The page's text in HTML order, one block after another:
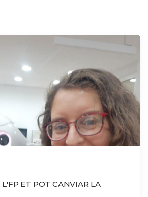
L'FP ET POT CANVIAR LA